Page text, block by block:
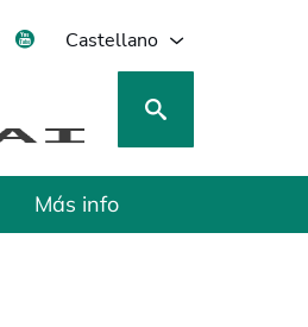
nueva
una pestaña nueva
en una pestaña nueva
se abre en una pestaña
Castellano
Más info